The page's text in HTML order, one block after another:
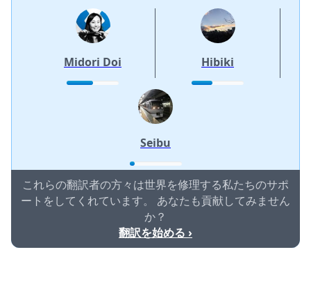
Midori Doi Hibiki
Seibu
これらの翻訳者の方々は世界を修理する私たちのサポ
ートをしてくれています。 あなたも貢献してみません
か？
翻訳を始める ›